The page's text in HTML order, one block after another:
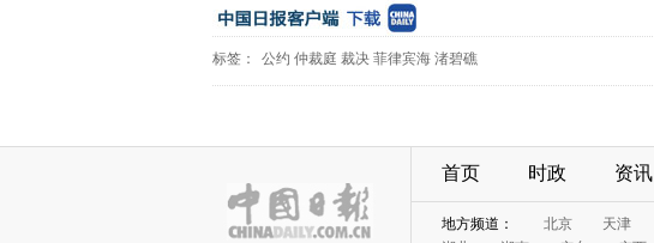
标签： 公约 仲裁庭 裁决 菲律宾海 渚碧礁
首页 时政 资讯
地方频道： 北京 天津